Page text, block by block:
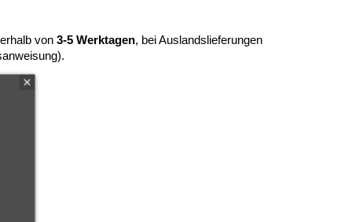
von 3-5 Werktagen, bei Auslandslieferungen